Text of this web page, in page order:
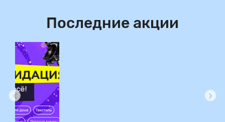
Последние акции